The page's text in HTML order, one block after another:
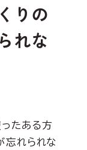
りの
れな
たある方
忘れられな